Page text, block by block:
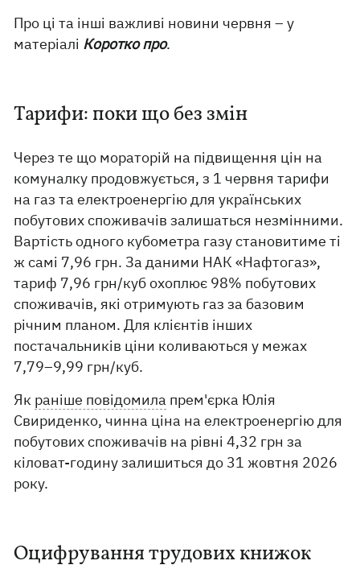
Про ці та інші важливі новини червня – у
матеріалі Коротко про.
Тарифи: поки що без змін
Через те що мораторій на підвищення цін на
комуналку продовжується, з 1 червня тарифи
на газ та електроенергію для українських
побутових споживачів залишаться незмінними.
Вартість одного кубометра газу становитиме ті
ж самі 7,96 грн. За даними НАК «Нафтогаз»,
тариф 7,96 грн/куб охоплює 98% побутових
споживачів, які отримують газ за базовим
річним планом. Для клієнтів інших
постачальників ціни коливаються у межах
7,79–9,99 грн/куб.
Як раніше повідомила прем'єрка Юлія
Свириденко, чинна ціна на електроенергію для
побутових споживачів на рівні 4,32 грн за
кіловат-годину залишиться до 31 жовтня 2026
року.
Оцифрування трудових книжок